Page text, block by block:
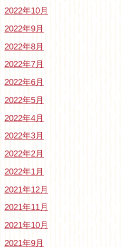
2022年10月
2022年9月
2022年8月
2022年7月
2022年6月
2022年5月
2022年4月
2022年3月
2022年2月
2022年1月
2021年12月
2021年11月
2021年10月
2021年9月